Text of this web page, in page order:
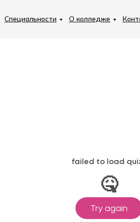
Специальности О колледже